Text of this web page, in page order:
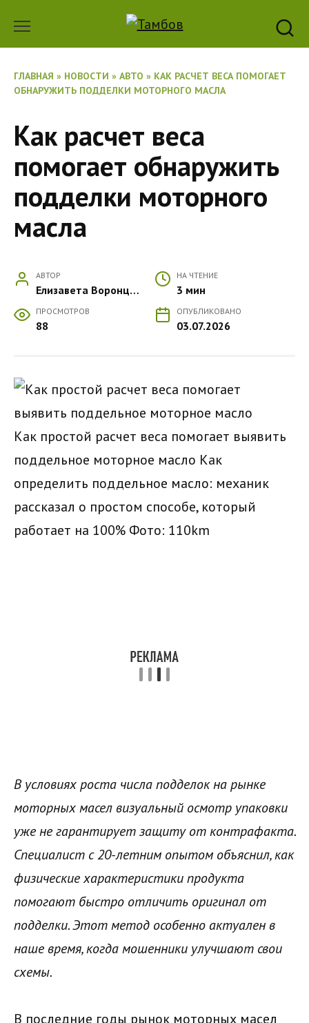
содержанию
ГЛАВНАЯ » НОВОСТИ » АВТО » КАК РАСЧЕТ ВЕСА ПОМОГАЕТ
ОБНАРУЖИТЬ ПОДДЕЛКИ МОТОРНОГО МАСЛА
Как расчет веса
помогает обнаружить
подделки моторного
масла
АВТОР
Елизавета Воронцова
НА ЧТЕНИЕ
3 мин
ПРОСМОТРОВ
88
ОПУБЛИКОВАНО
03.07.2026
Как простой расчет веса помогает выявить
поддельное моторное масло Как
определить поддельное масло: механик
рассказал о простом способе, который
работает на 100% Фото: 110km
В условиях роста числа подделок на рынке
моторных масел визуальный осмотр упаковки
уже не гарантирует защиту от контрафакта.
Специалист с 20-летним опытом объяснил, как
физические характеристики продукта
помогают быстро отличить оригинал от
подделки. Этот метод особенно актуален в
наше время, когда мошенники улучшают свои
схемы.
В последние годы рынок моторных масел